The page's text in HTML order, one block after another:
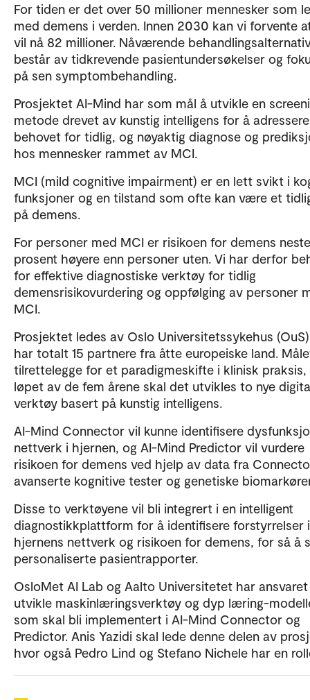
For tiden er det over 50 millioner mennesker som
med demens i verden. Innen 2030 kan vi forvente
vil nå 82 millioner. Nåværende
består av tidkrevende pasientundersøkelser og
på sen symptombehandling.
Prosjektet AI-Mind har som mål å utvikle en
metode drevet av kunstig intelligens for å adressere
behovet for tidlig, og nøyaktig diagnose og
hos mennesker rammet av MCI.
MCI (mild cognitive impairment) er en lett svikt i
funksjoner og en tilstand som ofte kan være et
på demens.
For personer med MCI er risikoen for demens
prosent høyere enn personer uten. Vi har derfor
for effektive diagnostiske verktøy for tidlig
demensrisikovurdering og oppfølging av personer
MCI.
Prosjektet ledes av Oslo Universitetssykehus
har totalt 15 partnere fra åtte europeiske land.
tilrettelegge for et paradigmeskifte i klinisk praksis,
løpet av de fem årene skal det utvikles to nye
verktøy basert på kunstig intelligens.
AI-Mind Connector vil kunne identifisere
nettverk i hjernen, og AI-Mind Predictor vil vurdere
risikoen for demens ved hjelp av data fra
avanserte kognitive tester og genetiske
Disse to verktøyene vil bli integrert i en intelligent
diagnostikkplattform for å identifisere forstyrrelser i
hjernens nettverk og risikoen for demens, for så å
personaliserte pasientrapporter.
OsloMet AI Lab og Aalto Universitetet har
utvikle maskinlæringsverktøy og dyp læring-
som skal bli implementert i AI-Mind Connector og
Predictor. Anis Yazidi skal lede denne delen av
hvor også Pedro Lind og Stefano Nichele har en